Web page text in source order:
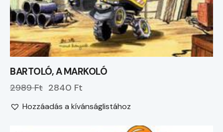
BARTOLÓ, A MARKOLÓ
2989 Ft 2840 Ft
Hozzáadás a kívánságlistához